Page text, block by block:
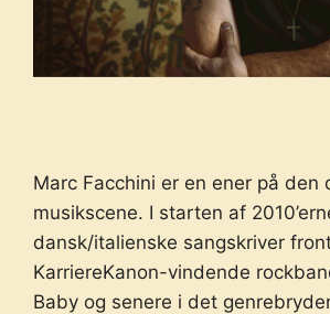
Marc Facchini er en ener på den
musikscene. I starten af
dansk/italienske sangskriver
KarriereKanon-vindende
Baby og senere i det